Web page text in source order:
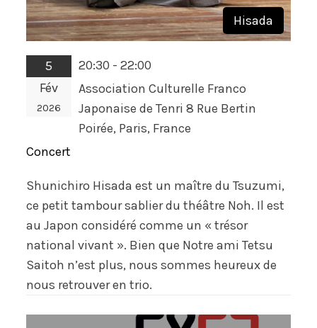
Hisada
5
Fév
2026
20:30 - 22:00
Association Culturelle Franco
Japonaise de Tenri 8 Rue Bertin
Poirée, Paris, France
Concert
Shunichiro Hisada est un maître du Tsuzumi,
ce petit tambour sablier du théâtre Noh. Il est
au Japon considéré comme un « trésor
national vivant ». Bien que Notre ami Tetsu
Saitoh n’est plus, nous sommes heureux de
nous retrouver en trio.